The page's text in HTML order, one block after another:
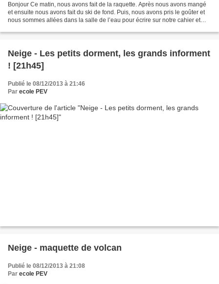
Bonjour Ce matin, nous avons fait de la raquette. Après nous avons mangé
et ensuite nous avons fait du ski de fond. Puis, nous avons pris le goûter et
nous sommes allées dans la salle de l’eau pour écrire sur notre cahier et
Neige - Les petits dorment, les grands informent
! [21h45]
Publié le 08/12/2013 à 21:46
Par ecole PEV
Neige - maquette de volcan
Publié le 08/12/2013 à 21:08
Par ecole PEV